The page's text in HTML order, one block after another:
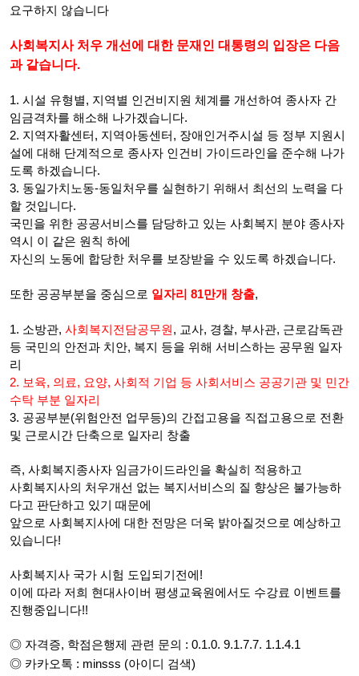
요구하지 않습니다
사회복지사 처우 개선에 대한 문재인 대통령의 입장은 다음
과 같습니다.
1. 시설 유형별, 지역별 인건비지원 체계를 개선하여 종사자 간
임금격차를 해소해 나가겠습니다.
2. 지역자활센터, 지역아동센터, 장애인거주시설 등 정부 지원시
설에 대해 단계적으로 종사자 인건비 가이드라인을 준수해 나가
도록 하겠습니다.
3. 동일가치노동-동일처우를 실현하기 위해서 최선의 노력을 다
할 것입니다.
국민을 위한 공공서비스를 담당하고 있는 사회복지 분야 종사자
역시 이 같은 원칙 하에
자신의 노동에 합당한 처우를 보장받을 수 있도록 하겠습니다.
또한 공공부분을 중심으로 일자리 81만개 창출,
1. 소방관, 사회복지전담공무원 , 교사, 경찰, 부사관, 근로감독관
등 국민의 안전과 치안, 복지 등을 위해 서비스하는 공무원 일자
리
2. 보육, 의료, 요양, 사회적 기업 등 사회서비스 공공기관 및 민간
수탁 부분 일자리
3. 공공부분(위험안전 업무등)의 간접고용을 직접고용으로 전환
및 근로시간 단축으로 일자리 창출
즉, 사회복지종사자 임금가이드라인을 확실히 적용하고
사회복지사의 처우개선 없는 복지서비스의 질 향상은 불가능하
다고 판단하고 있기 때문에
앞으로 사회복지사에 대한 전망은 더욱 밝아질것으로 예상하고
있습니다!
사회복지사 국가 시험 도입되기전에!
이에 따라 저희 현대사이버 평생교육원에서도 수강료 이벤트를
진행중입니다!!
◎ 자격증, 학점은행제 관련 문의 : 0.1.0. 9.1.7.7. 1.1.4.1
◎ 카카오톡 : minsss (아이디 검색)